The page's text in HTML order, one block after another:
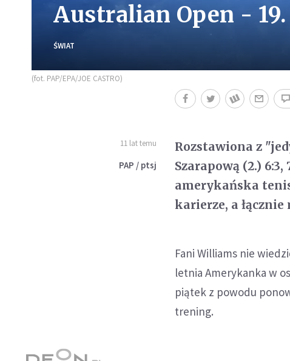
Australian Open -
ŚWIAT
(fot. PAP/EPA/JOE CASTRO)
11 lat temu
PAP / ptsj
Rozstawiona z
Szarapową (2.)
amerykańska
karierze, a
Fani Williams nie
letnia Amerykanka w
piątek z powodu
trening.